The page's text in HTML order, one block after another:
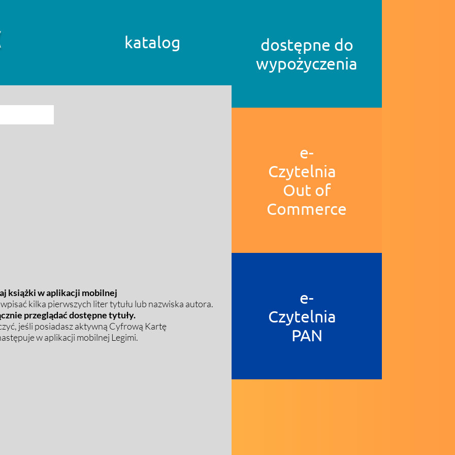
katalog
książki w aplikacji mobilnej
kilka pierwszych liter tytułu lub nazwiska autora.
przeglądać dostępne tytuły.
jeśli posiadasz aktywną Cyfrową Kartę
w aplikacji mobilnej Legimi.
dostępne do
wypożyczenia
e-
Czytelnia
Out of
Commerce
e-
Czytelnia
PAN